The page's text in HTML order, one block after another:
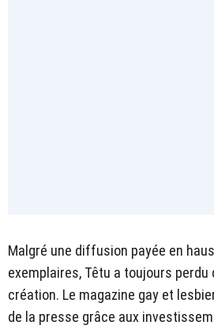
Malgré une diffusion payée en
exemplaires, Têtu a toujours
création. Le magazine gay et
de la presse grâce aux